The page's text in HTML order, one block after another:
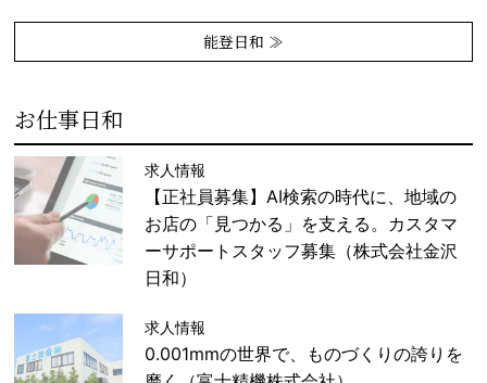
能登日和 ≫
お仕事日和
求人情報
【正社員募集】AI検索の時代に、地域の
お店の「見つかる」を支える。カスタマ
ーサポートスタッフ募集（株式会社金沢
日和）
求人情報
0.001mmの世界で、ものづくりの誇りを